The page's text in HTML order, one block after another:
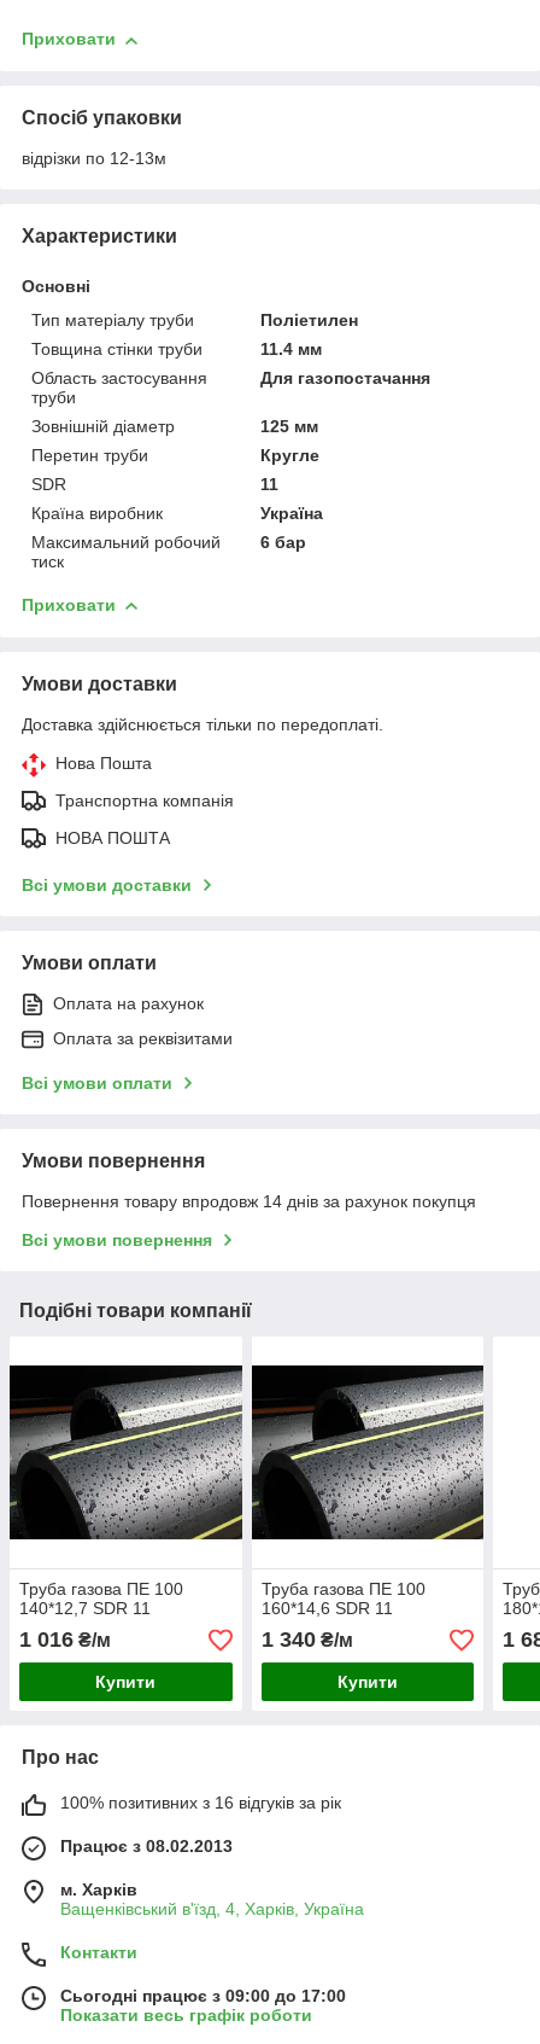
Приховати
Спосіб упаковки
відрізки по 12-13м
Характеристики
Основні
Тип матеріалу труби
Поліетилен
Товщина стінки труби
11.4 мм
Область застосування
труби
Для газопостачання
Зовнішній діаметр
125 мм
Перетин труби
Кругле
SDR
11
Країна виробник
Україна
Максимальний робочий
тиск
6 бар
Приховати
Умови доставки
Доставка здійснюється тільки по передоплаті.
Нова Пошта
Транспортна компанія
НОВА ПОШТА
Всі умови доставки
Умови оплати
Оплата на рахунок
Оплата за реквізитами
Всі умови оплати
Умови повернення
Повернення товару впродовж 14 днів за рахунок покупця
Всі умови повернення
Подібні товари компанії
Труба газова ПЕ 100
140*12,7 SDR 11
1 016 ₴/м
Купити
Труба газова ПЕ 100
160*14,6 SDR 11
1 340₴/м
Купити
1
Про нас
100% позитивних з 16 відгуків за рік
Працює з 08.02.2013
м. Харків
Ващенківський в'їзд, 4, Харків, Україна
Контакти
Сьогодні працює з 09:00 до 17:00
Показати весь графік роботи